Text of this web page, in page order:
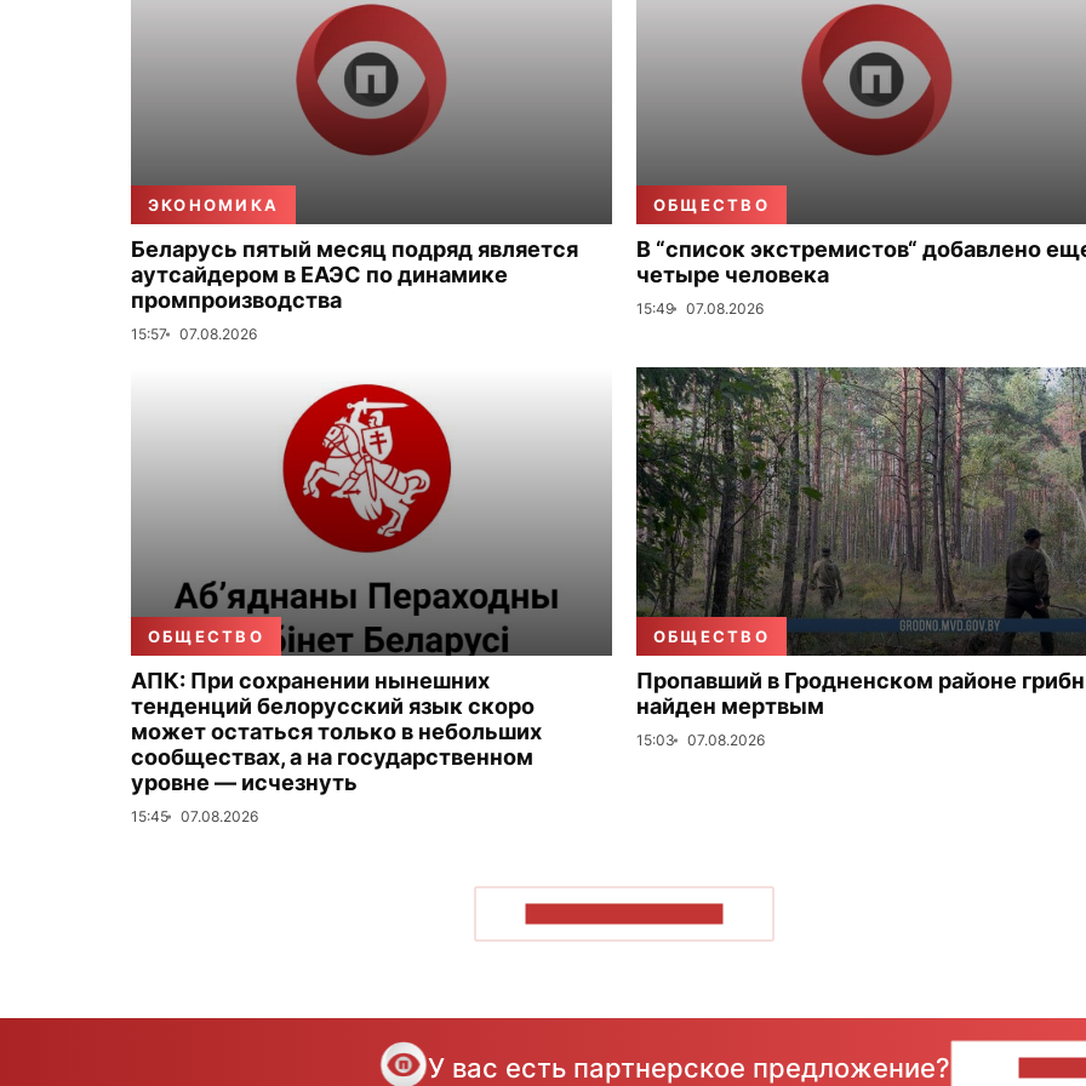
ЭКОНОМИКА
Беларусь пятый месяц подряд является
аутсайдером в ЕАЭС по динамике
промпроизводства
15:57 07.08.2026
ОБЩЕСТВО
В “список экстремистов“ добавлено
четыре человека
15:49 07.08.2026
ОБЩЕСТВО
АПК: При сохранении нынешних
тенденций белорусский язык скоро
может остаться только в небольших
сообществах, а на государственном
уровне — исчезнуть
15:45 07.08.2026
ОБЩЕСТВО
Пропавший в Гродненском районе
найден мертвым
15:03 07.08.2026
У вас есть партнерское предложение?